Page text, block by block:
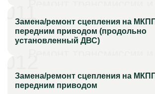
011
Замена/ремонт сцепления на
передним приводом (продольно
установленный ДВС)
Замена/ремонт сцепления на
передним приводом